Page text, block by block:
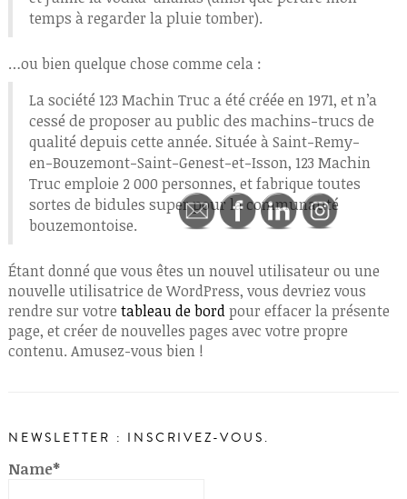
temps à regarder la pluie tomber).
…ou bien quelque chose comme cela :
La société 123 Machin Truc a été créée en 1971, et n’a
cessé de proposer au public des machins-trucs de
qualité depuis cette année. Située à Saint-Remy-
en-Bouzemont-Saint-Genest-et-Isson, 123 Machin
Truc emploie 2 000 personnes, et fabrique toutes
sortes de bidules super pour la communauté
bouzemontoise.
Étant donné que vous êtes un nouvel utilisateur ou une
nouvelle utilisatrice de WordPress, vous devriez vous
rendre sur votre tableau de bordpour effacer la présente
page, et créer de nouvelles pages avec votre propre
contenu. Amusez-vous bien !
NEWSLETTER : INSCRIVEZ-VOUS.
Name*